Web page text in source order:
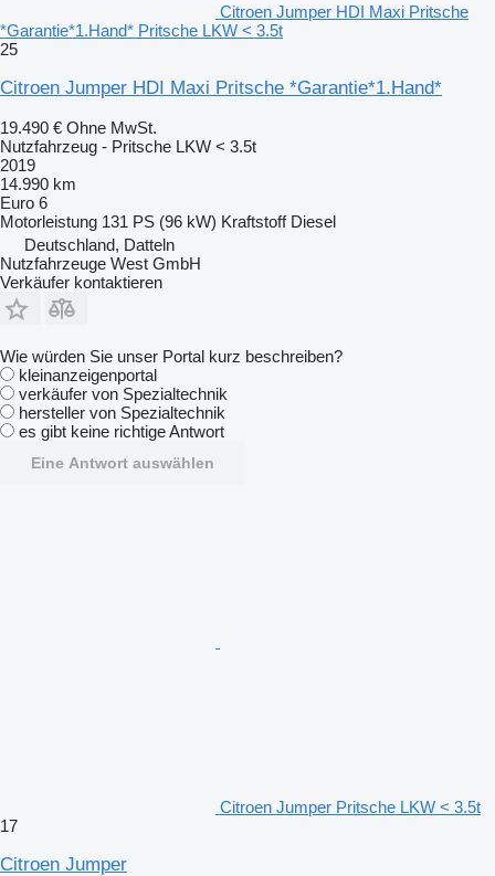
Citroen Jumper HDI Maxi Pritsche
*Garantie*1.Hand* Pritsche LKW < 3.5t
25
Citroen Jumper HDI Maxi Pritsche *Garantie*1.Hand*
19.490 € Ohne MwSt.
Nutzfahrzeug - Pritsche LKW < 3.5t
2019
14.990 km
Euro 6
Motorleistung 131 PS (96 kW) Kraftstoff Diesel
Deutschland, Datteln
Nutzfahrzeuge West GmbH
Verkäufer kontaktieren
Wie würden Sie unser Portal kurz beschreiben?
kleinanzeigenportal
verkäufer von Spezialtechnik
hersteller von Spezialtechnik
es gibt keine richtige Antwort
Eine Antwort auswählen
Citroen Jumper Pritsche LKW < 3.5t
17
Citroen Jumper